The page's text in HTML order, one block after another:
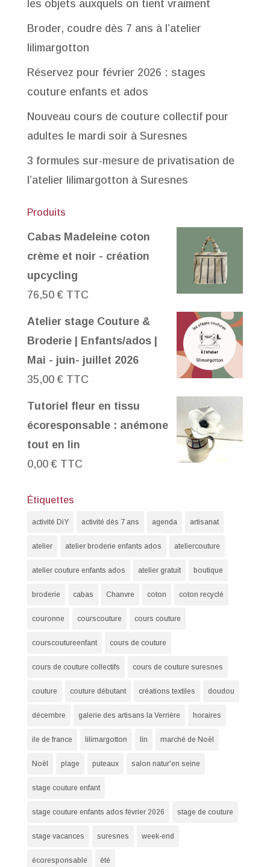
les objets auxquels on tient vraiment
Broder, coudre dès 7 ans à l’atelier
lilimargotton
Réservez pour février 2026 : stages
couture enfants et ados
Nouveau cours de couture collectif pour
adultes le mardi soir à Suresnes
3 formules sur-mesure de privatisation de
l’atelier lilimargotton à Suresnes
Produits
Cabas Madeleine coton
crème et noir - création
upcycling
76,50 € TTC
Atelier stage Couture &
Broderie | Enfants/ados |
Mai - juin- juillet 2026
35,00 € TTC
Tutoriel fleur en tissu
écoresponsable : anémone
tout en lin
0,00 € TTC
Étiquettes
activité DiY activité dès 7 ans agenda artisanat
atelier atelier broderie enfants ados ateliercouture
atelier couture enfants ados atelier gratuit boutique
broderie cabas Chanvre coton coton recyclé
couronne courscouture cours couture
courscoutureenfant cours de couture
cours de couture collectifs cours de couture suresnes
couture couture débutant créations textiles doudou
décembre galerie des artisans la Verrière horaires
ile de france lilimargotton lin marché de Noël
Noël plage puteaux salon natur'en seine
stage couture enfant
stage couture enfants ados février 2026 stage de couture
stage vacances suresnes week-end
écoresponsable été